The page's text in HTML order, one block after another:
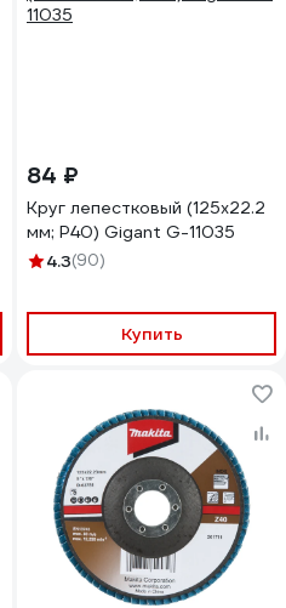
84 ₽
Круг лепестковый (125x22.2
мм; P40) Gigant G-11035
4.3(90)
Купить